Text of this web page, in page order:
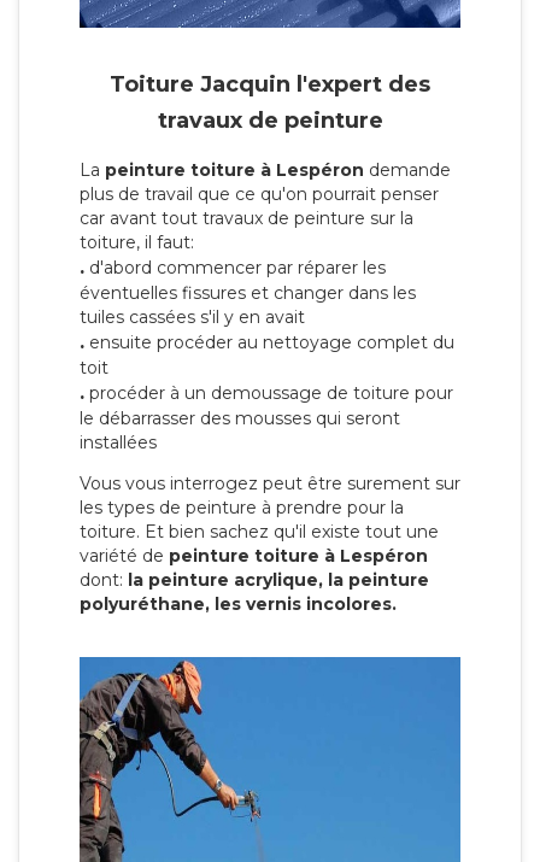
Toiture Jacquin l'expert des
travaux de peinture
La peinture toiture à Lespéron demande
plus de travail que ce qu'on pourrait penser
car avant tout travaux de peinture sur la
toiture, il faut:
. d'abord commencer par réparer les
éventuelles fissures et changer dans les
tuiles cassées s'il y en avait
. ensuite procéder au nettoyage complet du
toit
. procéder à un demoussage de toiture pour
le débarrasser des mousses qui seront
installées
Vous vous interrogez peut être surement sur
les types de peinture à prendre pour la
toiture. Et bien sachez qu'il existe tout une
variété de peinture toiture à Lespéron
dont: la peinture acrylique, la peinture
polyuréthane, les vernis incolores.